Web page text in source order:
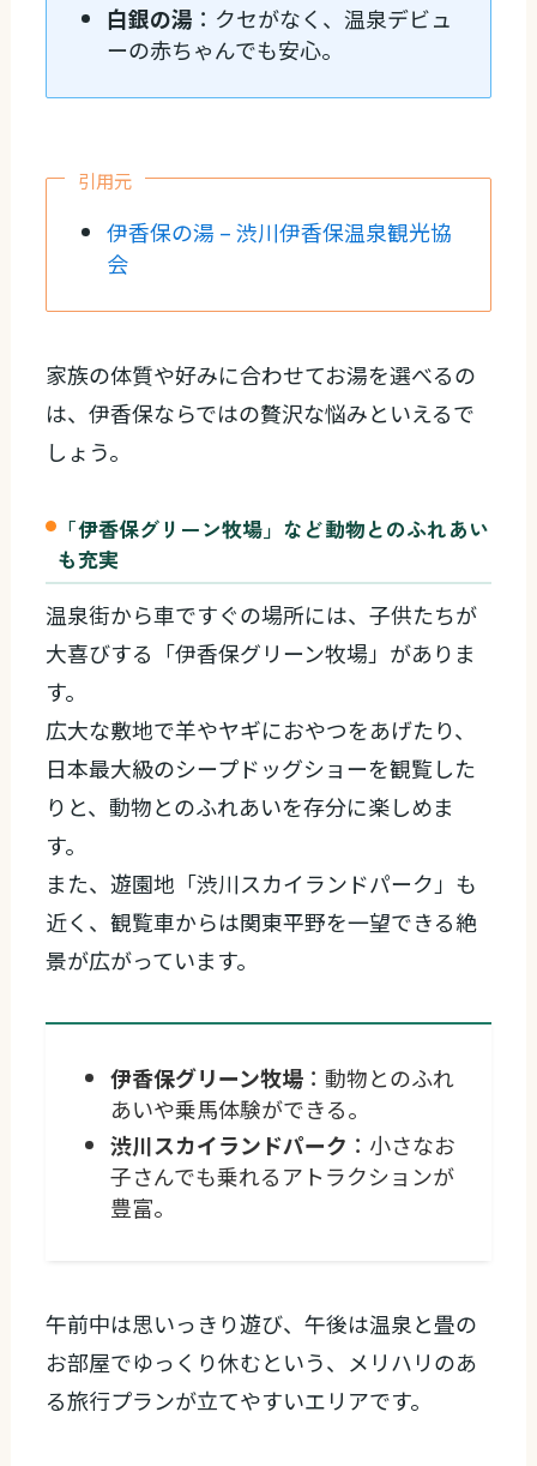
白銀の湯 ：クセがなく、温泉デビュ
ーの赤ちゃんでも安心。
引用元
伊香保の湯 – 渋川伊香保温泉観光協
会
家族の体質や好みに合わせてお湯を選べるの
は、伊香保ならではの贅沢な悩みといえるで
しょう。
「伊香保グリーン牧場」など動物とのふれあい
も充実
温泉街から車ですぐの場所には、子供たちが
大喜びする「伊香保グリーン牧場」がありま
す。
広大な敷地で羊やヤギにおやつをあげたり、
日本最大級のシープドッグショーを観覧した
りと、動物とのふれあいを存分に楽しめま
す。
また、遊園地「渋川スカイランドパーク」も
近く、観覧車からは関東平野を一望できる絶
景が広がっています。
伊香保グリーン牧場 ：動物とのふれ
あいや乗馬体験ができる。
渋川スカイランドパーク ：小さなお
子さんでも乗れるアトラクションが
豊富。
午前中は思いっきり遊び、午後は温泉と畳の
お部屋でゆっくり休むという、メリハリのあ
る旅行プランが立てやすいエリアです。